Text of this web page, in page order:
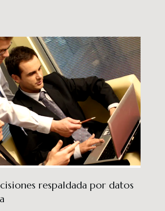
respaldada por datos